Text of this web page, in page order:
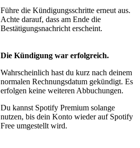
Führe die Kündigungsschritte erneut aus.
Achte darauf, dass am Ende die
Bestätigungsnachricht erscheint.
Die Kündigung war erfolgreich.
Wahrscheinlich hast du kurz nach deinem
normalen Rechnungsdatum gekündigt. Es
erfolgen keine weiteren Abbuchungen.
Du kannst Spotify Premium solange
nutzen, bis dein Konto wieder auf Spotify
Free umgestellt wird.